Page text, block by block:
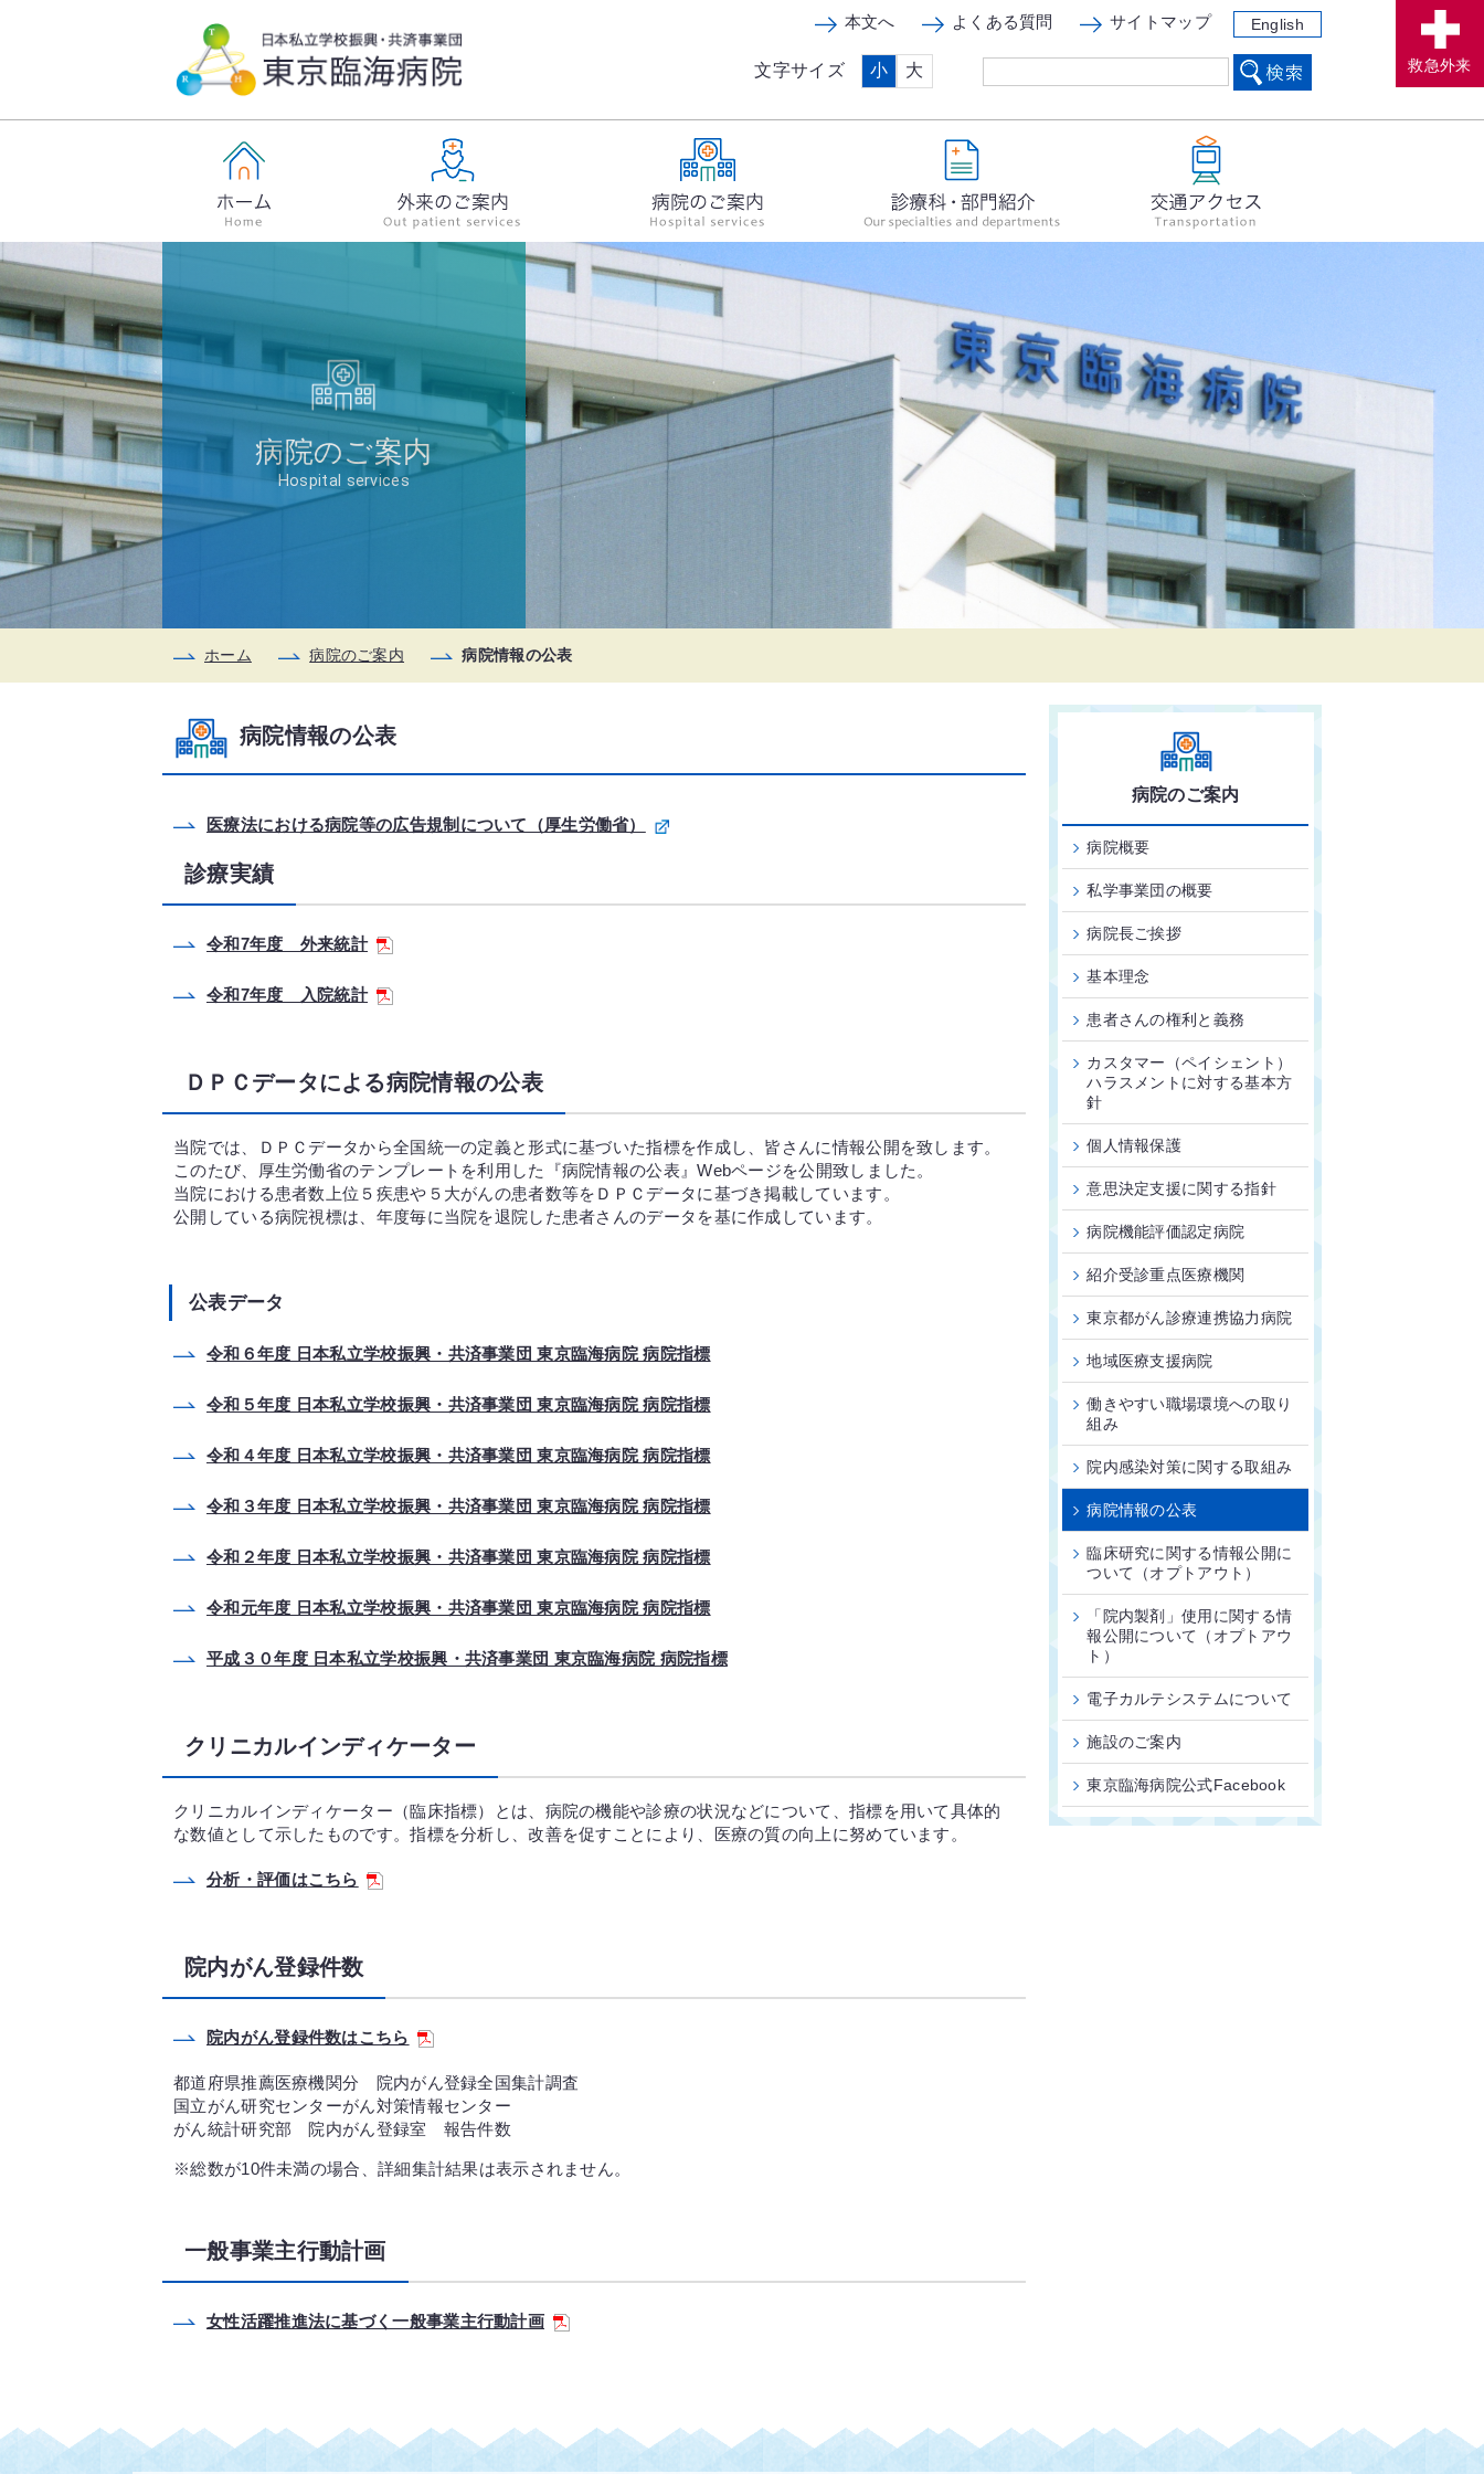
English
本文へ よくある質問 サイトマップ
文字サイズ 小 大 救急外来
病院のご案内
Hospital services
ホーム 病院のご案内 病院情報の公表
病院情報の公表
医療法における病院等の広告規制について（厚生労働省）
診療実績
令和7年度 外来統計
令和7年度 入院統計
ＤＰＣデータによる病院情報の公表
当院では、ＤＰＣデータから全国統一の定義と形式に基づいた指標を作成し、皆さんに情報公開を致します。
このたび、厚生労働省のテンプレートを利用した『病院情報の公表』Webページを公開致しました。
当院における患者数上位５疾患や５大がんの患者数等をＤＰＣデータに基づき掲載しています。
公開している病院視標は、年度毎に当院を退院した患者さんのデータを基に作成しています。
公表データ
令和６年度 日本私立学校振興・共済事業団 東京臨海病院 病院指標
令和５年度 日本私立学校振興・共済事業団 東京臨海病院 病院指標
令和４年度 日本私立学校振興・共済事業団 東京臨海病院 病院指標
令和３年度 日本私立学校振興・共済事業団 東京臨海病院 病院指標
令和２年度 日本私立学校振興・共済事業団 東京臨海病院 病院指標
令和元年度 日本私立学校振興・共済事業団 東京臨海病院 病院指標
平成３０年度 日本私立学校振興・共済事業団 東京臨海病院 病院指標
クリニカルインディケーター
クリニカルインディケーター（臨床指標）とは、病院の機能や診療の状況などについて、指標を用いて具体的
な数値として示したものです。指標を分析し、改善を促すことにより、医療の質の向上に努めています。
分析・評価はこちら
院内がん登録件数
院内がん登録件数はこちら
都道府県推薦医療機関分 院内がん登録全国集計調査
国立がん研究センターがん対策情報センター
がん統計研究部 院内がん登録室 報告件数
※総数が10件未満の場合、詳細集計結果は表示されません。
一般事業主行動計画
女性活躍推進法に基づく一般事業主行動計画
病院のご案内
病院概要
私学事業団の概要
病院長ご挨拶
基本理念
患者さんの権利と義務
カスタマー（ペイシェント）
ハラスメントに対する基本方
針
個人情報保護
意思決定支援に関する指針
病院機能評価認定病院
紹介受診重点医療機関
東京都がん診療連携協力病院
地域医療支援病院
働きやすい職場環境への取り
組み
院内感染対策に関する取組み
病院情報の公表
臨床研究に関する情報公開に
ついて（オプトアウト）
「院内製剤」使用に関する情
報公開について（オプトアウ
ト）
電子カルテシステムについて
施設のご案内
東京臨海病院公式Facebook